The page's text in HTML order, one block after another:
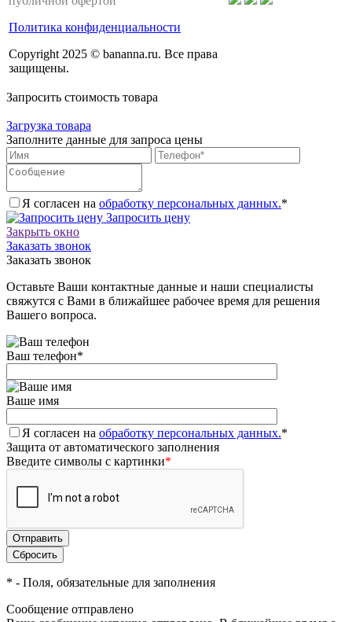
Политика конфиденциальности
Copyright 2025 © bananna.ru. Все права
защищены.
Запросить стоимость товара
Загрузка товара
Заполните данные для запроса цены
Я согласен на обработку персональных данных.*
Запросить цену
Закрыть окно
Заказать звонок
Заказать звонок
Оставьте Ваши контактные данные и наши специалисты
свяжутся с Вами в ближайшее рабочее время для решения
Вашего вопроса.
Ваш телефон*
Ваше имя
Я согласен на обработку персональных данных.*
Защита от автоматического заполнения
Введите символы с картинки*
* - Поля, обязательные для заполнения
Сообщение отправлено